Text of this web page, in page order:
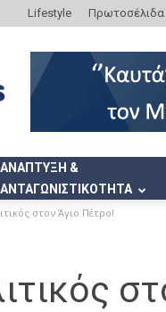
Lifestyle Πρωτοσέλιδα
ΑΝΑΠΤΥΞΗ &
ΑΝΤΑΓΩΝΙΣΤΙΚΟΤΗΤΑ
στον Άγιο Πέτρο!